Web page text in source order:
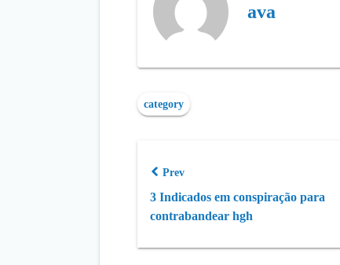
ava
category
Prev
3 Indicados em conspiração para
contrabandear hgh